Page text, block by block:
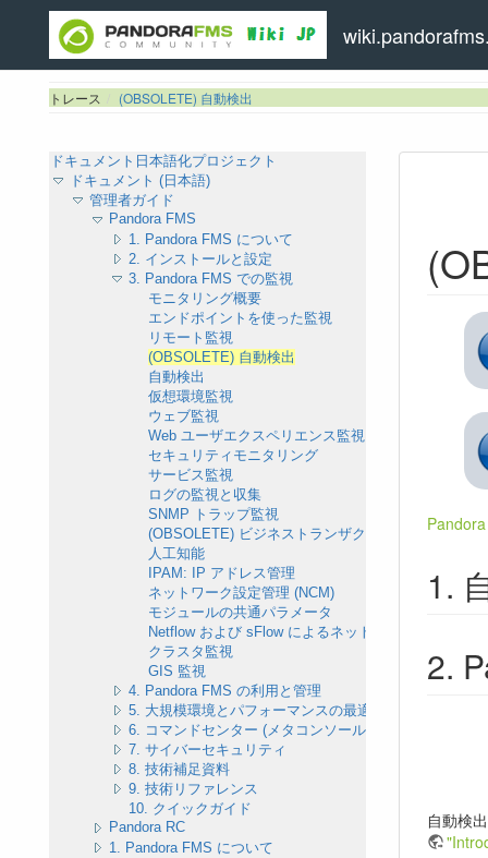
トレース (OBSOLETE) 自動検出
ドキュメント日本語化プロジェクト
ドキュメント (日本語)
管理者ガイド
Pandora FMS
1. Pandora FMS について
2. インストールと設定
3. Pandora FMS での監視
モニタリング概要
エンドポイントを使った監視
リモート監視
(OBSOLETE) 自動検出
自動検出
仮想環境監視
ウェブ監視
Web ユーザエクスペリエンス監視 (WUX)
セキュリティモニタリング
サービス監視
ログの監視と収集
SNMP トラップ監視
(OBSOLETE) ビジネストランザクション監視
人工知能
IPAM: IP アドレス管理
ネットワーク設定管理 (NCM)
モジュールの共通パラメータ
Netflow および sFlow によるネットワーク監視
クラスタ監視
GIS 監視
4. Pandora FMS の利用と管理
5. 大規模環境とパフォーマンスの最適化
6. コマンドセンター (メタコンソール)
7. サイバーセキュリティ
8. 技術補足資料
9. 技術リファレンス
10. クイックガイド
Pandora RC
1. Pandora FMS について
自動検